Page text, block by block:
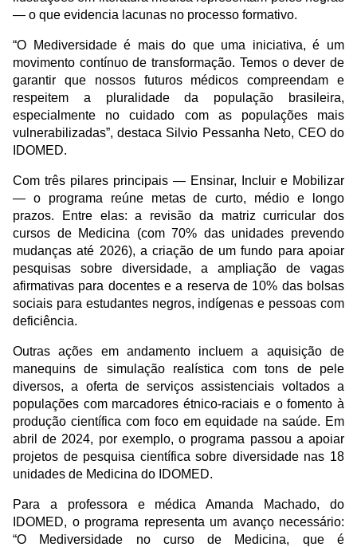
— o que evidencia lacunas no processo formativo.
“O Mediversidade é mais do que uma iniciativa, é um
movimento contínuo de transformação. Temos o dever de
garantir que nossos futuros médicos compreendam e
respeitem a pluralidade da população brasileira,
especialmente no cuidado com as populações mais
vulnerabilizadas”, destaca Silvio Pessanha Neto, CEO do
IDOMED.
Com três pilares principais — Ensinar, Incluir e Mobilizar
— o programa reúne metas de curto, médio e longo
prazos. Entre elas: a revisão da matriz curricular dos
cursos de Medicina (com 70% das unidades prevendo
mudanças até 2026), a criação de um fundo para apoiar
pesquisas sobre diversidade, a ampliação de vagas
afirmativas para docentes e a reserva de 10% das bolsas
sociais para estudantes negros, indígenas e pessoas com
deficiência.
Outras ações em andamento incluem a aquisição de
manequins de simulação realística com tons de pele
diversos, a oferta de serviços assistenciais voltados a
populações com marcadores étnico-raciais e o fomento à
produção científica com foco em equidade na saúde. Em
abril de 2024, por exemplo, o programa passou a apoiar
projetos de pesquisa científica sobre diversidade nas 18
unidades de Medicina do IDOMED.
Para a professora e médica Amanda Machado, do
IDOMED, o programa representa um avanço necessário:
“O Mediversidade no curso de Medicina, que é